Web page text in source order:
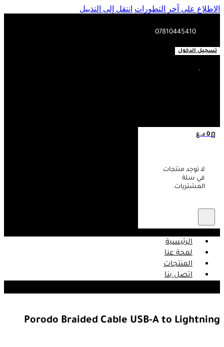
الاطلاع على آخر التطورات انتقل إلى التذييل
07810445410
تسجيل الدخول
0
0 د.ع
لا توجد منتجات
في سلة
المشتريات.
الرئيسية
لمحة عنا
المنتجات
اتصل بنا
Porodo Braided Cable USB-A to Lightning